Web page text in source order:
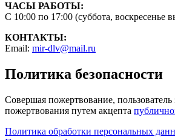
ЧАСЫ РАБОТЫ:
С 10:00 по 17:00 (суббота, воскресенье
КОНТАКТЫ:
Email: mir-dlv@mail.ru
Политика безопасности
Совершая пожертвование, пользователь
пожертвования путем акцепта
Политика обработки персональных